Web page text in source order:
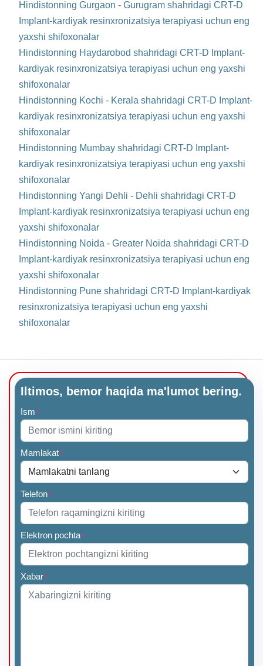
Hindistonning Gurgaon - Gurugram shahridagi CRT-D
Implant-kardiyak resinxronizatsiya terapiyasi uchun eng
yaxshi shifoxonalar
Hindistonning Haydarobod shahridagi CRT-D Implant-
kardiyak resinxronizatsiya terapiyasi uchun eng yaxshi
shifoxonalar
Hindistonning Kochi - Kerala shahridagi CRT-D Implant-
kardiyak resinxronizatsiya terapiyasi uchun eng yaxshi
shifoxonalar
Hindistonning Mumbay shahridagi CRT-D Implant-
kardiyak resinxronizatsiya terapiyasi uchun eng yaxshi
shifoxonalar
Hindistonning Yangi Dehli - Dehli shahridagi CRT-D
Implant-kardiyak resinxronizatsiya terapiyasi uchun eng
yaxshi shifoxonalar
Hindistonning Noida - Greater Noida shahridagi CRT-D
Implant-kardiyak resinxronizatsiya terapiyasi uchun eng
yaxshi shifoxonalar
Hindistonning Pune shahridagi CRT-D Implant-kardiyak
resinxronizatsiya terapiyasi uchun eng yaxshi
shifoxonalar
Iltimos, bemor haqida ma'lumot bering.
Ism*
Mamlakat*
Telefon*
Elektron pochta*
Xabar*